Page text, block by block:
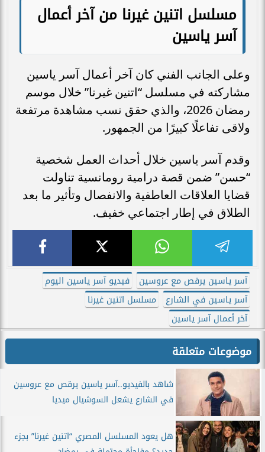
مسلسل اتنين غيرنا من آخر أعمال
آسر ياسين
وعلى الجانب الفني كان آخر أعمال آسر ياسين
مشاركته في مسلسل “اتنين غيرنا” خلال موسم
رمضان 2026، والذي حقق نسب مشاهدة مرتفعة
ولاقى تفاعلًا كبيرًا من الجمهور.
وقدم آسر ياسين خلال أحداث العمل شخصية
“حسن” ضمن قصة درامية رومانسية تناولت
قضايا العلاقات العاطفية والانفصال وتأثير ما بعد
الطلاق في إطار اجتماعي خفيف.
آسر ياسين يرقص مع عروسين
فيديو آسر ياسين اليوم
آسر ياسين في الشارع
مسلسل اتنين غيرنا
آخر أعمال آسر ياسين
موضوعات متعلقة
شاهد بالفيديو..آسر ياسين يرقص مع عروسين
في الشارع يشعل السوشيال ميديا
هل يعود المسلسل المصري “اتنين غيرنا” بجزء